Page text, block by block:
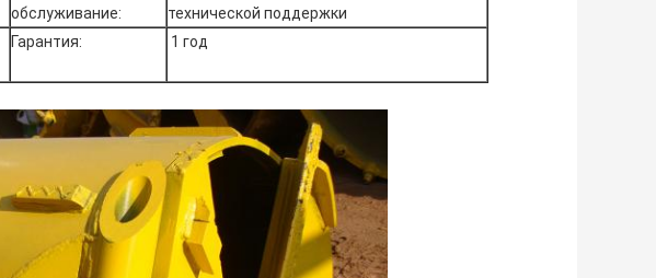
обслуживание:
технической поддержки
Гарантия: 1 год